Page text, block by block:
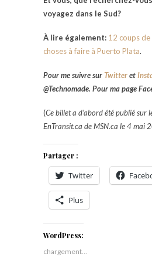
voyagez dans le Sud?
À lire également: 12 coups
choses à faire à Puerto Plata.
Pour me suivre sur Twitteret
@Technomade. Pour ma page
(Ce billet a d’abord été publié sur
EnTransit.ca de MSN.ca le 4 mai
Partager :
Twitter
Plus
WordPress:
chargement…